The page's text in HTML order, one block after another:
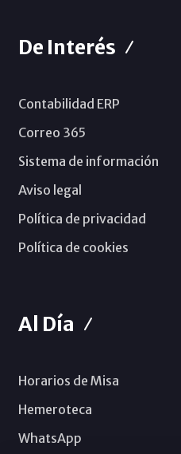
De Interés
Contabilidad ERP
Correo 365
Sistema de información
Aviso legal
Política de privacidad
Política de cookies
Al Día
Horarios de Misa
Hemeroteca
WhatsApp